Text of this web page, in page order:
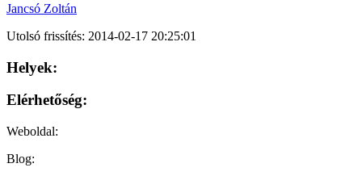
Jancsó Zoltán
Utolsó frissítés: 2014-02-17 20:25:01
Helyek:
Elérhetőség:
Weboldal:
Blog: